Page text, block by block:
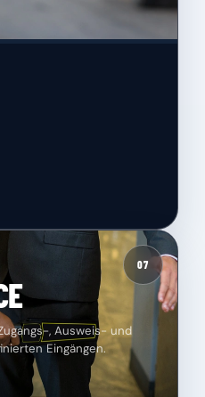
07
, Ausweis- und
Eingängen.